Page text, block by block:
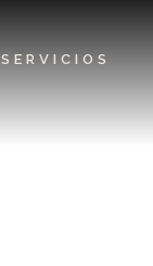
SERVICIOS